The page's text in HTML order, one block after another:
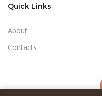
Quick Links
About
Contacts